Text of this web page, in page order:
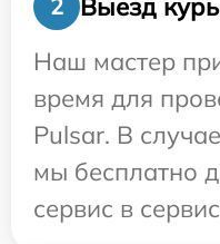
2
Выезд
Наш мастер
время для
Pulsar. В
мы бесплатно
сервис в